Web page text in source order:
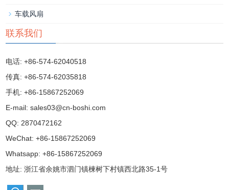
车载风扇
联系我们
电话: +86-574-62040518
传真: +86-574-62035818
手机: +86-15867252069
E-mail:sales03@cn-boshi.com
QQ:2870472162
WeChat: +86-15867252069
Whatsapp: +86-15867252069
地址: 浙江省余姚市泗门镇楝树下村镇西北路35-1号